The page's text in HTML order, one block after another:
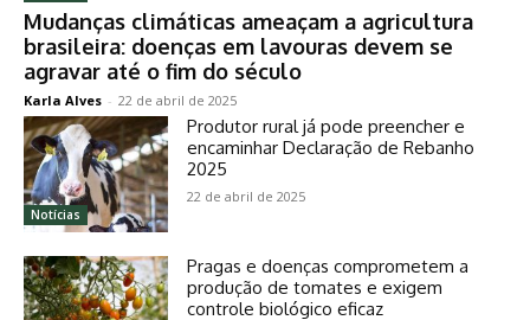
Mudanças climáticas ameaçam a agricultura
brasileira: doenças em lavouras devem se
agravar até o fim do século
Karla Alves - 22 de abril de 2025
Notícias
Produtor rural já pode preencher e
encaminhar Declaração de Rebanho
2025
22 de abril de 2025
Pragas e doenças comprometem a
produção de tomates e exigem
controle biológico eficaz